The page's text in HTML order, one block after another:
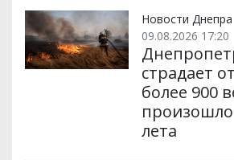
и k m p
Новости Днепра
09.08.2026 17:20
страдает
более 900
произошло
лета